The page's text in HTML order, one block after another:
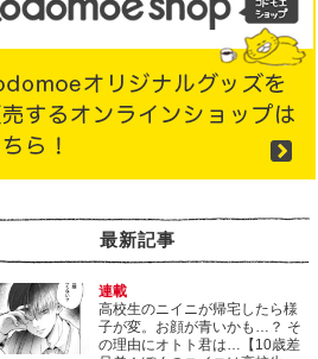
最新記事
連載
高校生のニイニが帰宅したら様
子が変。お顔が青いかも…？ そ
の理由にオトト君は…【10歳差